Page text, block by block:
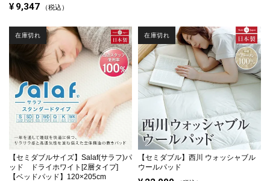
¥ 9,347 税込
【セミダブルサイズ】 Salaf(サラフ)パ
ッド ドライホワイト[2層タイプ]
【ベッドパッド】120×205cm
在庫切れ
【セミダブル】 西川 ウォッシャブル
ウールパッド
在庫切れ